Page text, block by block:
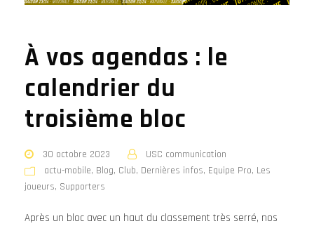
À vos agendas : le
calendrier du
troisième bloc
30 octobre 2023
USC communication
actu-mobile, Blog, Club, Dernières infos, Equipe Pro, Les
joueurs, Supporters
Après un bloc avec un haut du classement très serré, nos